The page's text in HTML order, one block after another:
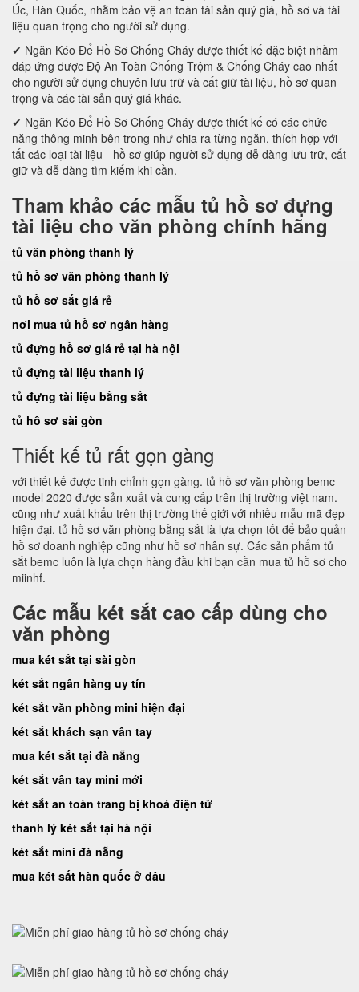
Úc, Hàn Quốc, nhằm bảo vệ an toàn tài sản quý giá, hồ sơ và tài
liệu quan trọng cho người sử dụng.
✔ Ngăn Kéo Để Hồ Sơ Chống Cháy được thiết kế đặc biệt nhằm
đáp ứng được Độ An Toàn Chống Trộm & Chống Cháy cao nhất
cho người sử dụng chuyên lưu trữ và cất giữ tài liệu, hồ sơ quan
trọng và các tài sản quý giá khác.
✔ Ngăn Kéo Để Hồ Sơ Chống Cháy được thiết kế có các chức
năng thông minh bên trong như chia ra từng ngăn, thích hợp với
tất các loại tài liệu - hồ sơ giúp người sử dụng dễ dàng lưu trữ, cất
giữ và dễ dàng tìm kiếm khi cần.
Tham khảo các mẫu tủ hồ sơ đựng
tài liệu cho văn phòng chính hãng
tủ văn phòng thanh lý
tủ hồ sơ văn phòng thanh lý
tủ hồ sơ sắt giá rẻ
nơi mua tủ hồ sơ ngân hàng
tủ đựng hồ sơ giá rẻ tại hà nội
tủ đựng tài liệu thanh lý
tủ đựng tài liệu bằng sắt
tủ hồ sơ sài gòn
Thiết kế tủ rất gọn gàng
với thiết kế được tinh chỉnh gọn gàng. tủ hồ sơ văn phòng bemc
model 2020 được sản xuất và cung cấp trên thị trường việt nam.
cũng như xuất khẩu trên thị trường thế giới với nhiều mẫu mã đẹp
hiện đại. tủ hồ sơ văn phòng bằng sắt là lựa chọn tốt để bảo quản
hồ sơ doanh nghiệp cũng như hồ sơ nhân sự. Các sản phẩm tủ
sắt bemc luôn là lựa chọn hàng đầu khi bạn cần mua tủ hồ sơ cho
miinhf.
Các mẫu két sắt cao cấp dùng cho
văn phòng
mua két sắt tại sài gòn
két sắt ngân hàng uy tín
két sắt văn phòng mini hiện đại
két sắt khách sạn vân tay
mua két sắt tại đà nẵng
két sắt vân tay mini mới
két sắt an toàn trang bị khoá điện tử
thanh lý két sắt tại hà nội
két sắt mini đà nẵng
mua két sắt hàn quốc ở đâu